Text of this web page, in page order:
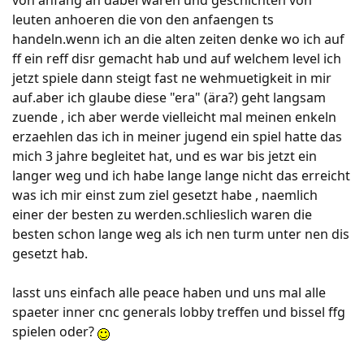
leuten anhoeren die von den anfaengen ts
handeln.wenn ich an die alten zeiten denke wo ich auf
ff ein reff disr gemacht hab und auf welchem level ich
jetzt spiele dann steigt fast ne wehmuetigkeit in mir
auf.aber ich glaube diese "era" (ära?) geht langsam
zuende , ich aber werde vielleicht mal meinen enkeln
erzaehlen das ich in meiner jugend ein spiel hatte das
mich 3 jahre begleitet hat, und es war bis jetzt ein
langer weg und ich habe lange lange nicht das erreicht
was ich mir einst zum ziel gesetzt habe , naemlich
einer der besten zu werden.schlieslich waren die
besten schon lange weg als ich nen turm unter nen dis
gesetzt hab.
lasst uns einfach alle peace haben und uns mal alle
spaeter inner cnc generals lobby treffen und bissel ffg
spielen oder?